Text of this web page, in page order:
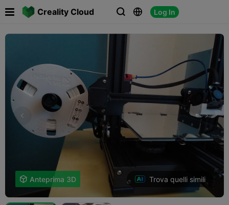
Creality Cloud   Log In
 
 Anteprima 3D Trova quelli simili